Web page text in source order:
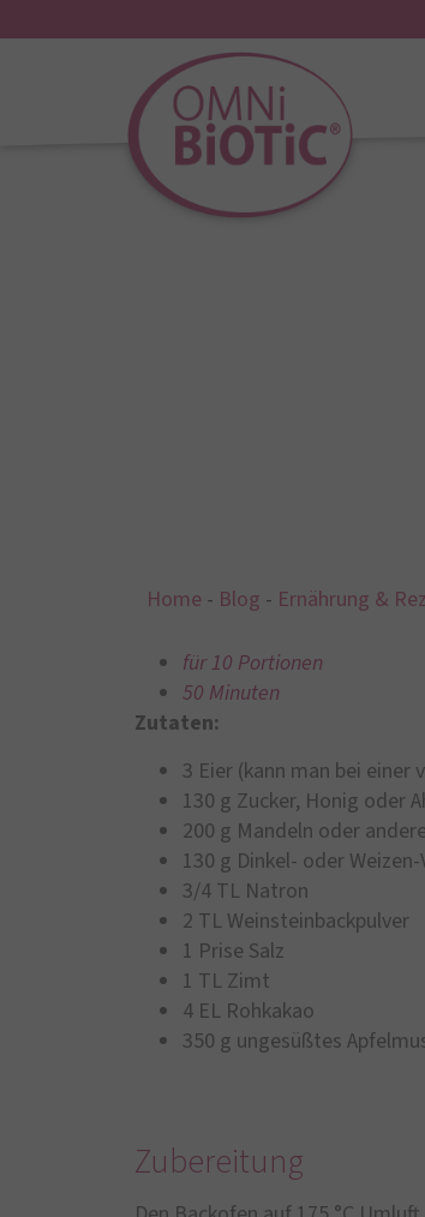
Home - Blog - Ernährung &
für 10 Portionen
50 Minuten
Zutaten:
3 Eier (kann man bei einer
130 g Zucker, Honig oder
200 g Mandeln oder
130 g Dinkel- oder
3/4 TL Natron
2 TL Weinsteinbackpulver
1 Prise Salz
1 TL Zimt
4 EL Rohkakao
350 g ungesüßtes
Zubereitung